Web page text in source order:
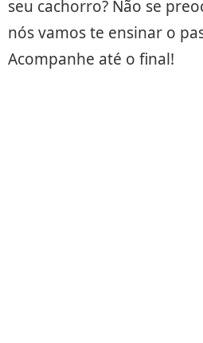
seu cachorro? Não se
nós vamos te ensinar o
Acompanhe até o final!